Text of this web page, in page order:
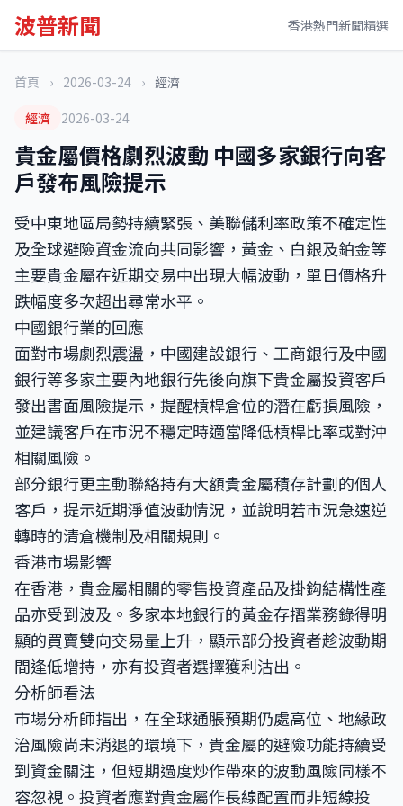
波普新聞 香港熱門新聞精選
首頁 › 2026-03-24 › 經濟
經濟
2026-03-24
貴金屬價格劇烈波動 中國多家銀行向客
戶發布風險提示
受中東地區局勢持續緊張、美聯儲利率政策不確定性
及全球避險資金流向共同影響，黃金、白銀及鉑金等
主要貴金屬在近期交易中出現大幅波動，單日價格升
跌幅度多次超出尋常水平。
中國銀行業的回應
面對市場劇烈震盪，中國建設銀行、工商銀行及中國
銀行等多家主要內地銀行先後向旗下貴金屬投資客戶
發出書面風險提示，提醒槓桿倉位的潛在虧損風險，
並建議客戶在市況不穩定時適當降低槓桿比率或對沖
相關風險。
部分銀行更主動聯絡持有大額貴金屬積存計劃的個人
客戶，提示近期淨值波動情況，並說明若市況急速逆
轉時的清倉機制及相關規則。
香港市場影響
在香港，貴金屬相關的零售投資產品及掛鈎結構性產
品亦受到波及。多家本地銀行的黃金存摺業務錄得明
顯的買賣雙向交易量上升，顯示部分投資者趁波動期
間逢低增持，亦有投資者選擇獲利沽出。
分析師看法
市場分析師指出，在全球通脹預期仍處高位、地緣政
治風險尚未消退的環境下，貴金屬的避險功能持續受
到資金關注，但短期過度炒作帶來的波動風險同樣不
容忽視。投資者應對貴金屬作長線配置而非短線投